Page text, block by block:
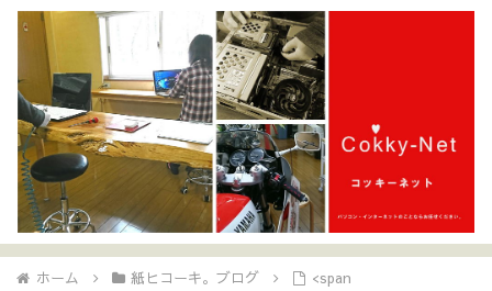
ホーム 紙ヒコーキ。ブログ
<span